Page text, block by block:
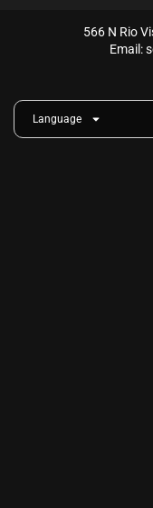
566 N Rio
Email:
Language